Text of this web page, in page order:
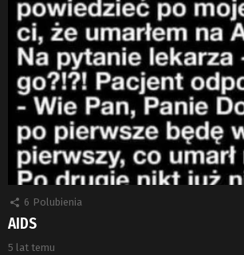
6 Polubienia
AIDS
5 lat temu